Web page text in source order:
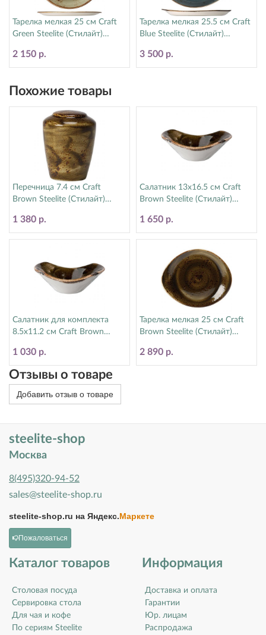
Тарелка мелкая 25 см Craft
Green Steelite (Стилайт)
2 150 р.
Тарелка мелкая 25.5 см Craft
Blue Steelite (Стилайт)
3 500 р.
Похожие товары
Перечница 7.4 см Craft
Brown Steelite (Стилайт)
1 380 р.
Салатник 13х16.5 см Craft
Brown Steelite (Стилайт)
1 650 р.
Салатник для комплекта
8.5х11.2 см Craft Brown
1 030 р.
Тарелка мелкая 25 см Craft
Brown Steelite (Стилайт)
2 890 р.
Отзывы о товаре
Добавить отзыв о товаре
steelite-shop
Москва
8(495)320-94-52
sales@steelite-shop.ru
steelite-shop.ru на Яндекс.Маркете
Пожаловаться
Каталог товаров
Столовая посуда
Сервировка стола
Для чая и кофе
По сериям Steelite
Информация
Доставка и оплата
Гарантии
Юр. лицам
Распродажа